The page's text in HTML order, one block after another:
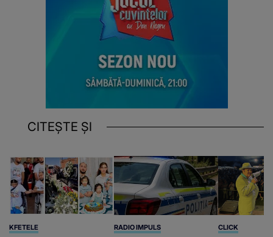
CITEȘTE ȘI
KFETELE RADIO IMPULS CLICK